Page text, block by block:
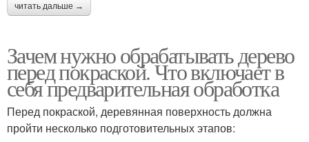
читать дальше →
Зачем нужно обрабатывать дерево
перед покраской. Что включает в
себя предварительная обработка
Перед покраской, деревянная поверхность должна
пройти несколько подготовительных этапов: